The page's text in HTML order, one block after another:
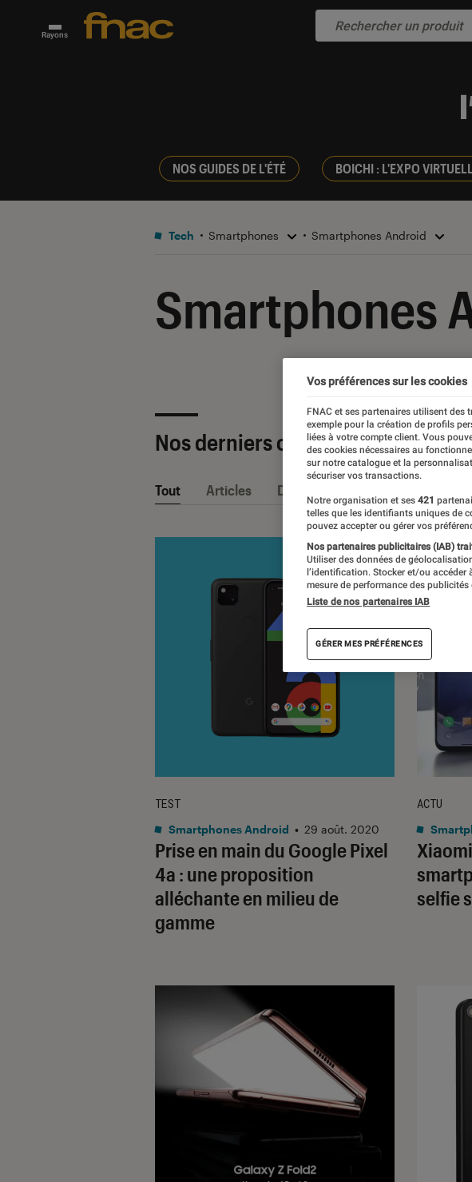
Rayons
NOS GUIDES DE L'ÉTÉ BOICHI : L'EXPO
Tech Smartphones Smartphones Android
Smartphones
Nos derniers contenus
Tout Articles Dossiers
Prise en main du Google Pixel
4a : une proposition
alléchante en milieu de
gamme
TEST
Smartphones Android • 29 août. 2020
selfie
ACTU
Vos préférences sur les cookies
FNAC et ses partenaires utilisent des
exemple pour la création de profils
liées à votre compte client. Vous
des cookies nécessaires au
sur notre catalogue et la
sécuriser vos transactions.
Notre organisation et ses 421
telles que les identifiants uniques de
pouvez accepter ou gérer vos
Nos partenaires publicitaires (IAB)
Utiliser des données de
l’identification. Stocker et/ou
mesure de performance des
Liste de nos partenaires IAB
GÉRER MES PRÉFÉRENCES